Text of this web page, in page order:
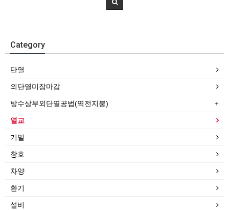
Category
단열
외단열미장마감
방수상부외단열공법(역전지붕)
열교
기밀
창호
차양
환기
설비